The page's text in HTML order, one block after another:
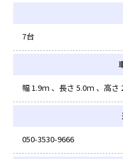
7台
幅 1.9ｍ 長さ 5.0ｍ 高さ
050-3530-9666